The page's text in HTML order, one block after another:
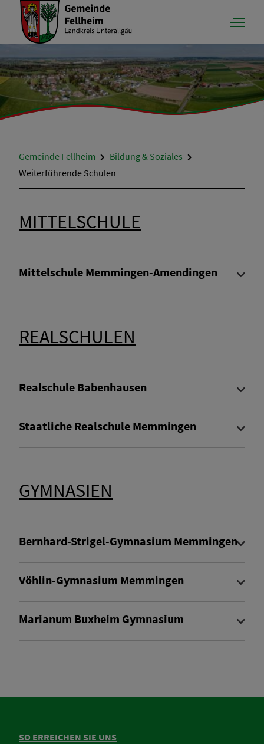
Rathaus & Service
Gemeinde Fellheim
Bildung & Soziales
Weiterführende Schulen
MITTELSCHULE
Mittelschule Memmingen-Amendingen
REALSCHULEN
Realschule Babenhausen
Staatliche Realschule Memmingen
GYMNASIEN
Bernhard-Strigel-Gymnasium Memmingen
Vöhlin-Gymnasium Memmingen
Marianum Buxheim Gymnasium
SO ERREICHEN SIE UNS